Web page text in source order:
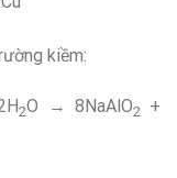
kiềm:
2O → 8NaAlO2
+